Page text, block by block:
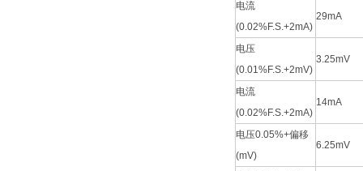
电流
(0.02%F.S.+2mA)
29mA
电压
(0.01%F.S.+2mV)
3.25mV
电流
(0.02%F.S.+2mA)
14mA
电压0.05%+偏移
(mV)
6.25mV